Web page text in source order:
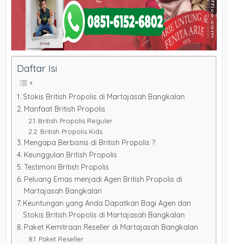
Daftar Isi
Stokis British Propolis di Martajasah Bangkalan
Manfaat British Propolis
British Propolis Reguler
British Propolis Kids
Mengapa Berbisnis di British Propolis ?
Keunggulan British Propolis
Testimoni British Propolis
Peluang Emas menjadi Agen British Propolis di
Martajasah Bangkalan
Keuntungan yang Anda Dapatkan Bagi Agen dan
Stokis British Propolis di Martajasah Bangkalan
Paket Kemitraan Reseller di Martajasah Bangkalan
Paket Reseller